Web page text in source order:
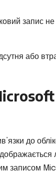
запис
або
до
записом